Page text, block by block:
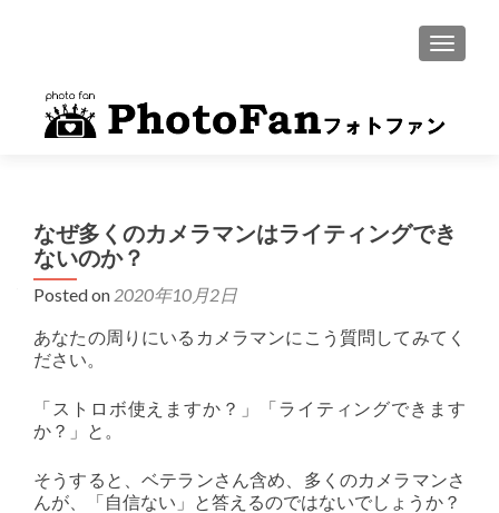
MENU
なぜ多くのカメラマンはライティングでき
ないのか？
Posted on 2020年10月2日
あなたの周りにいるカメラマンにこう質問してみてく
ださい。
「ストロボ使えますか？」「ライティングできます
か？」と。
そうすると、ベテランさん含め、多くのカメラマンさ
んが、「自信ない」と答えるのではないでしょうか？